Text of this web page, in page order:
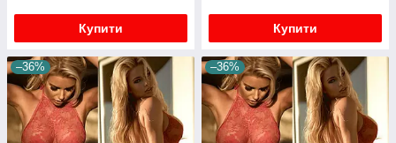
Купити Купити
–36% –36%